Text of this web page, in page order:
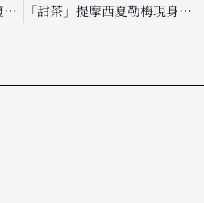
Snapchat 核心市場亮紅燈：美、歐用戶數首度出現衰退趨勢 「甜茶」提摩西夏勒梅現身愛迪達世足賽廣告，親自打造夢幻足球明星陣容